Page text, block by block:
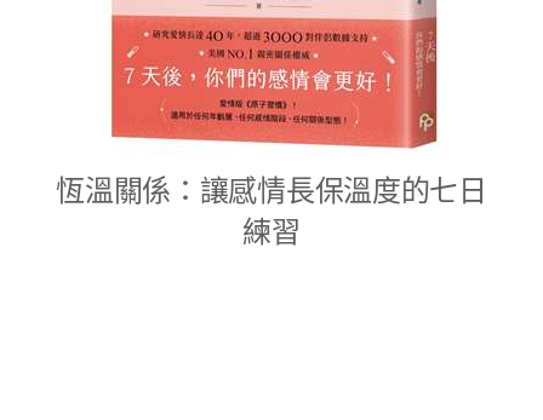
恆溫關係：讓感情長保溫度的七日
練習